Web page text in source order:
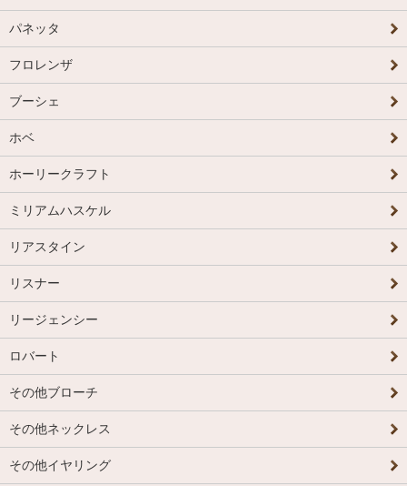
パネッタ
フロレンザ
ブーシェ
ホベ
ホーリークラフト
ミリアムハスケル
リアスタイン
リスナー
リージェンシー
ロバート
その他ブローチ
その他ネックレス
その他イヤリング